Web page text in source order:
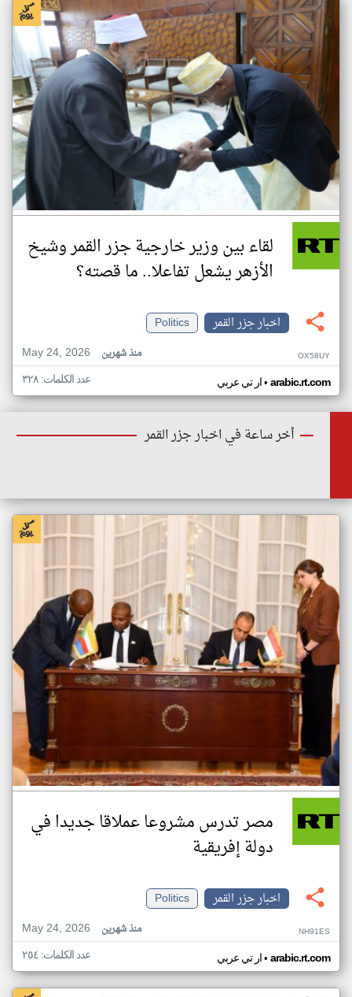
لقاء بين وزير خارجية جزر القمر وشيخ
الأزهر يشعل تفاعلا.. ما قصته؟
اخبار جزر القمر
Politics
May 24, 2026
منذ شهرين OX58UY
ار تي عربي• arabic.rt.com عدد الكلمات: ٣٢٨
أخر ساعة في اخبار جزر القمر
مصر تدرس مشروعا عملاقا جديدا في
دولة إفريقية
اخبار جزر القمر
Politics
May 24, 2026
منذ شهرين NH91ES
ار تي عربي• arabic.rt.com عدد الكلمات: ٢٥٤